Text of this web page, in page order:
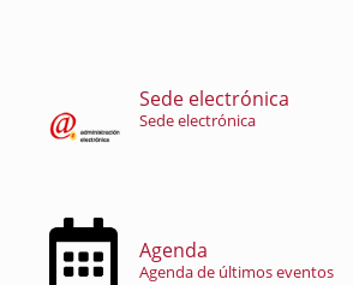
Sede electrónica
Sede electrónica
Agenda
Agenda de últimos eventos